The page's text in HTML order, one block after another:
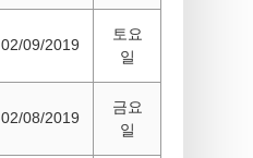
02/09/2019
토요
일
02/08/2019
금요
일